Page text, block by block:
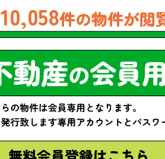
10,058件の物件が閲